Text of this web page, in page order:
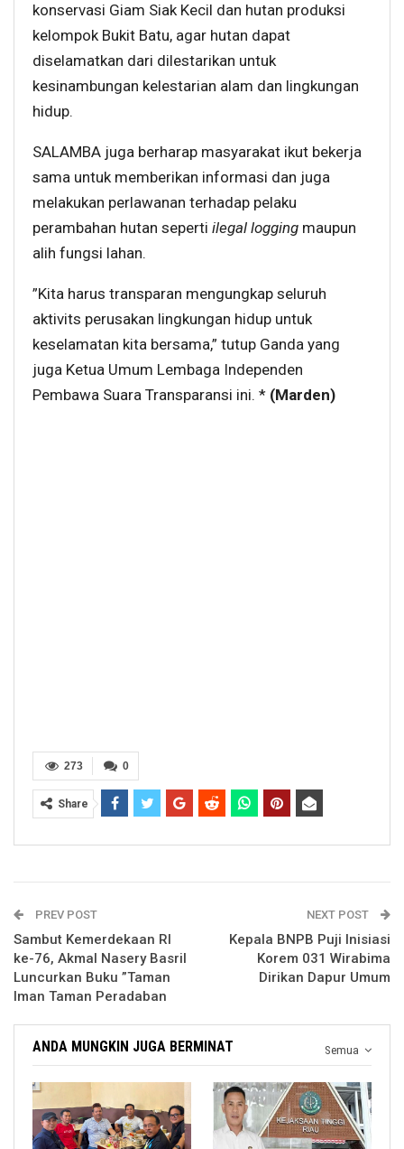
konservasi Giam Siak Kecil dan hutan produksi
kelompok Bukit Batu, agar hutan dapat
diselamatkan dari dilestarikan untuk
kesinambungan kelestarian alam dan lingkungan
hidup.
SALAMBA juga berharap masyarakat ikut bekerja
sama untuk memberikan informasi dan juga
melakukan perlawanan terhadap pelaku
perambahan hutan seperti ilegal logging maupun
alih fungsi lahan.
”Kita harus transparan mengungkap seluruh
aktivits perusakan lingkungan hidup untuk
keselamatan kita bersama,” tutup Ganda yang
juga Ketua Umum Lembaga Independen
Pembawa Suara Transparansi ini. * (Marden)
0
273
Share
PREV POST
Sambut Kemerdekaan RI
ke-76, Akmal Nasery Basril
Luncurkan Buku ”Taman
Iman Taman Peradaban
NEXT POST
Kepala BNPB Puji Inisiasi
Korem 031 Wirabima
Dirikan Dapur Umum
Semua
ANDA MUNGKIN JUGA BERMINAT